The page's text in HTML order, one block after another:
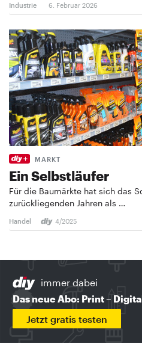
Industrie 6. Februar 2026
MARKT
Ein Selbstläufer
Für die Baumärkte hat sich das
zurückliegenden Jahren als …
Handel 4/2025
immer dabei
Das neue Abo: Print –
Jetzt gratis testen